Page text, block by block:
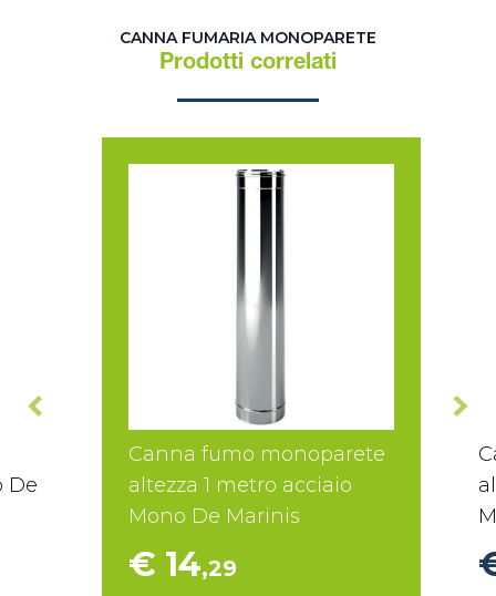
CANNA FUMARIA MONOPARETE
Prodotti correlati
De
Canna fumo monoparete
altezza 1 metro acciaio
Mono De Marinis
€ 14,29